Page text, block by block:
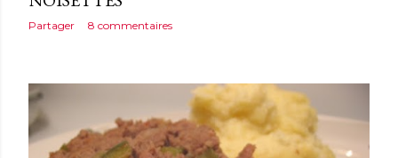
Partager 8 commentaires